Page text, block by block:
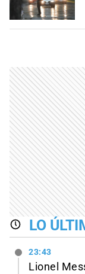
LO
23:43
Lionel